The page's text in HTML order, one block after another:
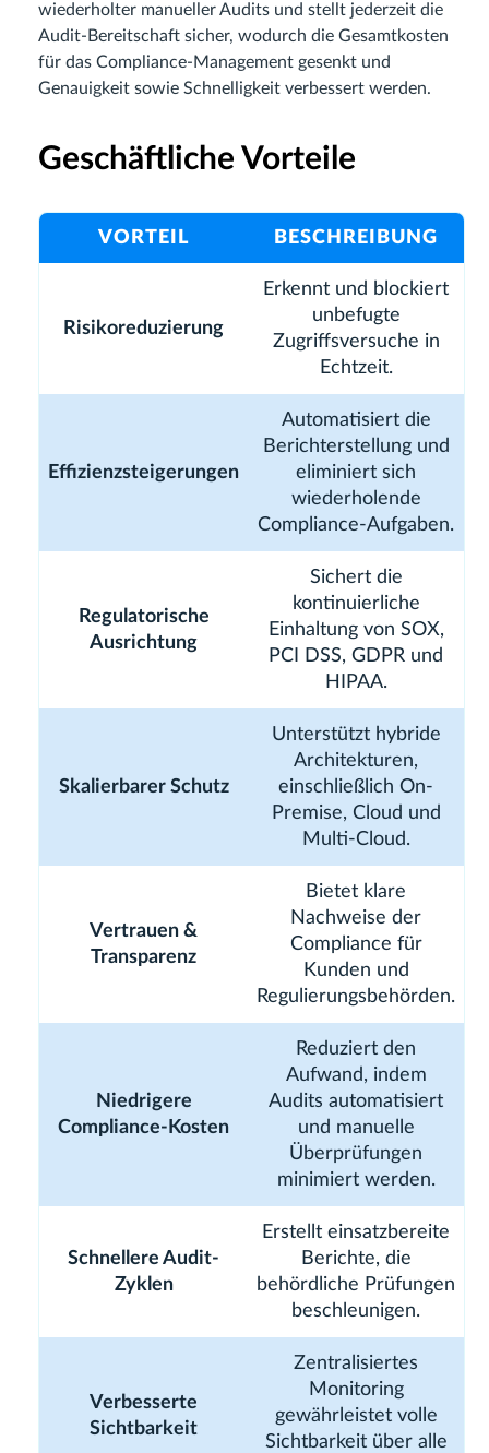
wiederholter manueller Audits und stellt jederzeit die
Audit-Bereitschaft sicher, wodurch die Gesamtkosten
für das Compliance-Management gesenkt und
Genauigkeit sowie Schnelligkeit verbessert werden.
Geschäftliche Vorteile
VORTEIL BESCHREIBUNG
Risikoreduzierung
Erkennt und blockiert
unbefugte
Zugriffsversuche in
Echtzeit.
Effizienzsteigerungen
Automatisiert die
Berichterstellung und
eliminiert sich
wiederholende
Compliance-Aufgaben.
Regulatorische
Ausrichtung
Sichert die
kontinuierliche
Einhaltung von SOX,
PCI DSS, GDPR und
HIPAA.
Skalierbarer Schutz
Unterstützt hybride
Architekturen,
einschließlich On-
Premise, Cloud und
Multi-Cloud.
Vertrauen &
Transparenz
Bietet klare
Nachweise der
Compliance für
Kunden und
Regulierungsbehörden.
Niedrigere
Compliance-Kosten
Reduziert den
Aufwand, indem
Audits automatisiert
und manuelle
Überprüfungen
minimiert werden.
Schnellere Audit-
Zyklen
Erstellt einsatzbereite
Berichte, die
behördliche Prüfungen
beschleunigen.
Verbesserte
Sichtbarkeit
Zentralisiertes
Monitoring
gewährleistet volle
Sichtbarkeit über alle